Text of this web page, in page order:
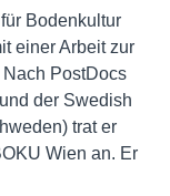
Bodenkultur
einer Arbeit zur
PostDocs
der Swedish
trat er
Wien an. Er